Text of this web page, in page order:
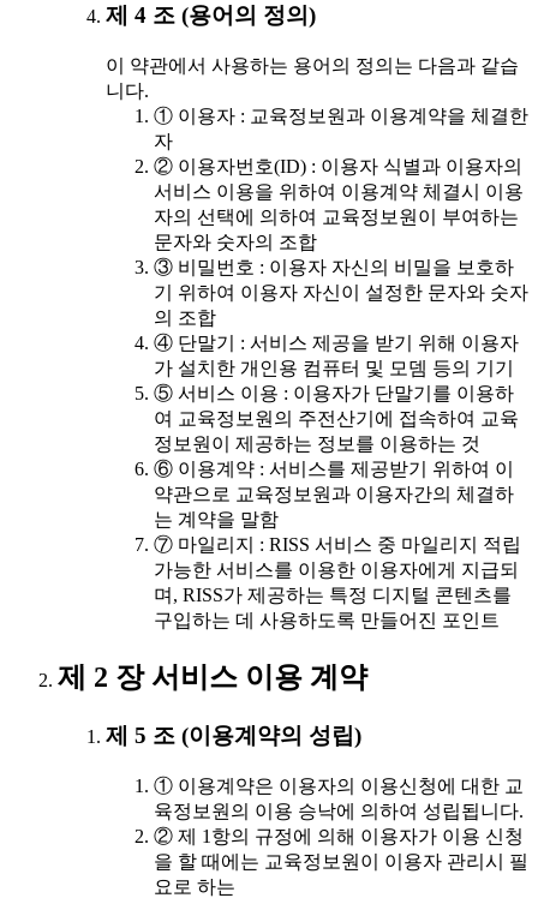
제 4 조 (용어의 정의)
이 약관에서 사용하는 용어의 정의는 다음과 같습
니다.
① 이용자 : 교육정보원과 이용계약을 체결한
자
② 이용자번호(ID) : 이용자 식별과 이용자의
서비스 이용을 위하여 이용계약 체결시 이용
자의 선택에 의하여 교육정보원이 부여하는
문자와 숫자의 조합
③ 비밀번호 : 이용자 자신의 비밀을 보호하
기 위하여 이용자 자신이 설정한 문자와 숫자
의 조합
④ 단말기 : 서비스 제공을 받기 위해 이용자
가 설치한 개인용 컴퓨터 및 모뎀 등의 기기
⑤ 서비스 이용 : 이용자가 단말기를 이용하
여 교육정보원의 주전산기에 접속하여 교육
정보원이 제공하는 정보를 이용하는 것
⑥ 이용계약 : 서비스를 제공받기 위하여 이
약관으로 교육정보원과 이용자간의 체결하
는 계약을 말함
⑦ 마일리지 : RISS 서비스 중 마일리지 적립
가능한 서비스를 이용한 이용자에게 지급되
며, RISS가 제공하는 특정 디지털 콘텐츠를
구입하는 데 사용하도록 만들어진 포인트
제 2 장 서비스 이용 계약
제 5 조 (이용계약의 성립)
① 이용계약은 이용자의 이용신청에 대한 교
육정보원의 이용 승낙에 의하여 성립됩니다.
② 제 1항의 규정에 의해 이용자가 이용 신청
을 할 때에는 교육정보원이 이용자 관리시 필
요로 하는